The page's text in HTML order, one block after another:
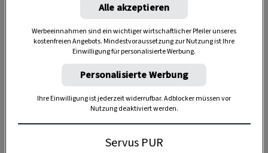
Anzeige
Alle akzeptieren
Werbeeinnahmen sind ein wichtiger wirtschaftlicher Pfeiler unseres
kostenfreien Angebots. Mindestvoraussetzung zur Nutzung ist Ihre
Einwilligung für personalisierte Werbung.
Personalisierte Werbung
Ihre Einwilligung ist jederzeit widerrufbar. Adblocker müssen vor
Nutzung deaktiviert werden.
Servus PUR